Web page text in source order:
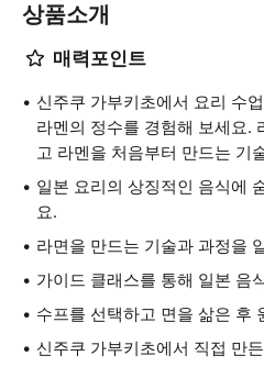
상품소개
매력포인트
신주쿠 가부키초에서 요리 수
라멘의 정수를 경험해 보세요.
고 라멘을 처음부터 만드는 기
일본 요리의 상징적인 음식에
요.
라면을 만드는 기술과 과정을
가이드 클래스를 통해 일본 음
수프를 선택하고 면을 삶은 후
신주쿠 가부키초에서 직접 만